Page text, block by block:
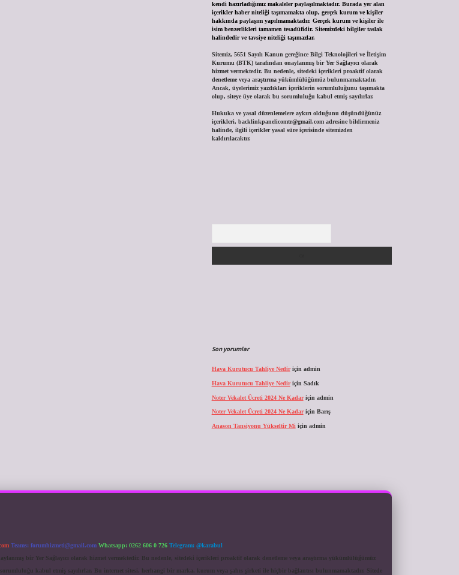
kendi hazırladığımız makaleler paylaşılmaktadır. Burada yer alan
içerikler haber niteliği taşımamakta olup, gerçek kurum ve kişiler
hakkında paylaşım yapılmamaktadır. Gerçek kurum ve kişiler ile
isim benzerlikleri tamamen tesadüfidir. Sitemizdeki bilgiler taslak
halindedir ve tavsiye niteliği taşımazlar.
Sitemiz, 5651 Sayılı Kanun gereğince Bilgi Teknolojileri ve İletişim
Kurumu (BTK) tarafından onaylanmış bir Yer Sağlayıcı olarak
hizmet vermektedir. Bu nedenle, sitedeki içerikleri proaktif olarak
denetleme veya araştırma yükümlülüğümüz bulunmamaktadır.
Ancak, üyelerimiz yazdıkları içeriklerin sorumluluğunu taşımakta
olup, siteye üye olarak bu sorumluluğu kabul etmiş sayılırlar.
Hukuka ve yasal düzenlemelere aykırı olduğunu düşündüğünüz
içerikleri, backlinkpanelicomtr@gmail.comadresine bildirmeniz
halinde, ilgili içerikler yasal süre içerisinde sitemizden
kaldırılacaktır.
Son yorumlar
Hava Kurutucu Tahliye Nediriçin admin
Hava Kurutucu Tahliye Nediriçin Sadık
Noter Vekalet Ücreti 2024 Ne Kadariçin admin
Noter Vekalet Ücreti 2024 Ne Kadariçin Barış
Anason Tansiyonu Yükseltir Mi için admin
Teams: forumhizmeti@gmail.com Whatsapp: 0262 606 0 726 Telegram: @karabul
bir Yer Sağlayıcı olarak hizmet vermektedir. Bu nedenle, sitedeki içerikleri proaktif olarak denetleme veya araştırma yükümlülüğümüz
kabul etmiş sayılırlar. Bu internet sitesi, herhangi bir marka, kurum veya şahıs şirketi ile hiçbir bağlantısı bulunmamaktadır. Sitede